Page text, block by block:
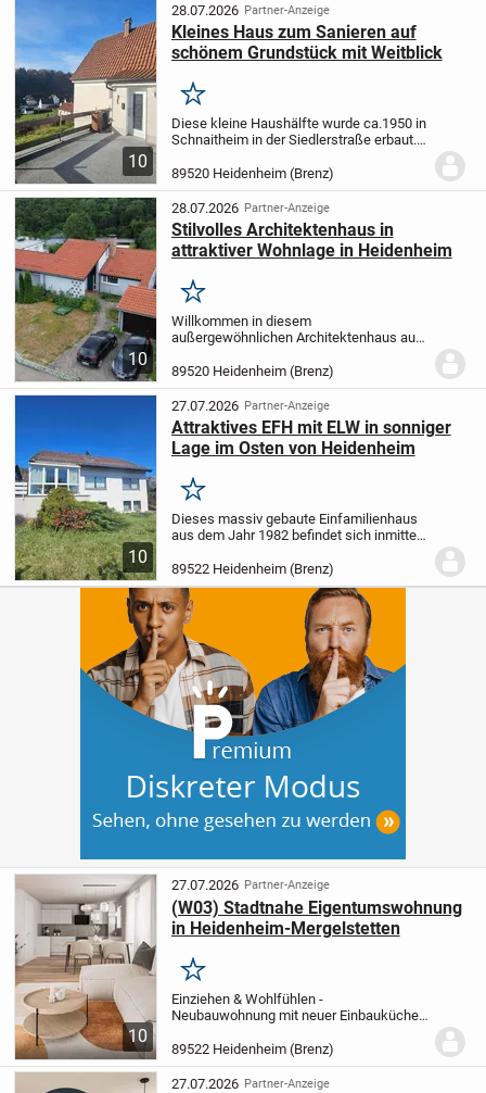
bei der unter anderem...
10
28.07.2026 Partner-Anzeige
Kleines Haus zum Sanieren auf
schönem Grundstück mit Weitblick
Merken
Diese kleine Haushälfte wurde ca.1950 in
Schnaitheim in der Siedlerstraße erbaut.
saniert werden.Die ca. 37 m² im EG
verteilen sich auf eine Küche, das WC,
das...
89520 Heidenheim (Brenz)
10
28.07.2026 Partner-Anzeige
Stilvolles Architektenhaus in
attraktiver Wohnlage in Heidenheim
Merken
Willkommen in diesem
außergewöhnlichen Architektenhaus aus
Split-Level-Bauweise und einer
Wohnfläche von ca. 170 qm ein
besonderes Wohnambiente bietet. Die...
89520 Heidenheim (Brenz)
10
27.07.2026 Partner-Anzeige
Attraktives EFH mit ELW in sonniger
Lage im Osten von Heidenheim
Merken
Dieses massiv gebaute Einfamilienhaus
aus dem Jahr 1982 befindet sich inmitten
versprüht noch heute den charmanten
Charakter der 80er Jahre. Gleichzeitig
bietet die...
89522 Heidenheim (Brenz)
10
27.07.2026 Partner-Anzeige
(W03) Stadtnahe Eigentumswohnung
in Heidenheim-Mergelstetten
Merken
Einziehen & Wohlfühlen -
Neubauwohnung mit neuer Einbauküche
Einbauküche wurde gerade neu eingebaut
- Sie können sofort einziehen und sich
zuhause fühlen!In...
89522 Heidenheim (Brenz)
27.07.2026 Partner-Anzeige